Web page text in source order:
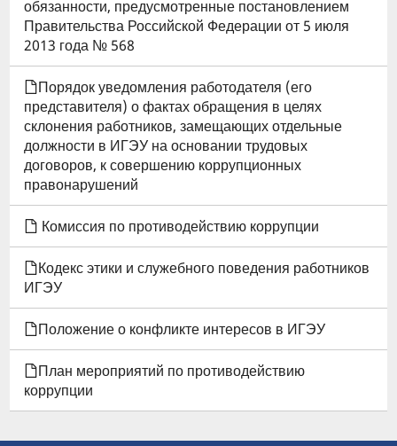
обязанности, предусмотренные постановлением
Правительства Российской Федерации от 5 июля
2013 года № 568
Порядок уведомления работодателя (его
представителя) о фактах обращения в целях
склонения работников, замещающих отдельные
должности в ИГЭУ на основании трудовых
договоров, к совершению коррупционных
правонарушений
Комиссия по противодействию коррупции
Кодекс этики и служебного поведения работников
ИГЭУ
Положение о конфликте интересов в ИГЭУ
План мероприятий по противодействию
коррупции